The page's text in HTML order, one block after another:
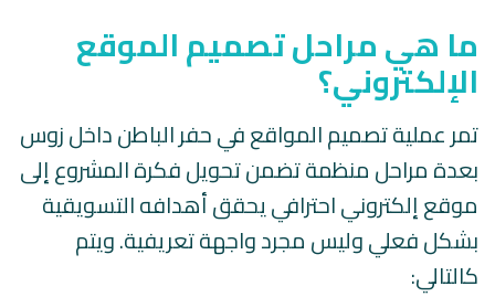
ما هي مراحل تصميم الموقع
الإلكتروني؟
تمر عملية تصميم المواقع في حفر الباطن داخل زوس
بعدة مراحل منظمة تضمن تحويل فكرة المشروع إلى
موقع إلكتروني احترافي يحقق أهدافه التسويقية
بشكل فعلي وليس مجرد واجهة تعريفية. ويتم
كالتالي: